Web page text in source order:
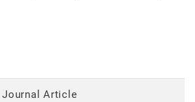
Journal Article